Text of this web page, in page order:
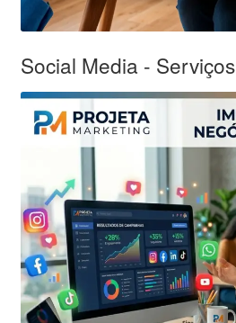
Social Media - Serviços